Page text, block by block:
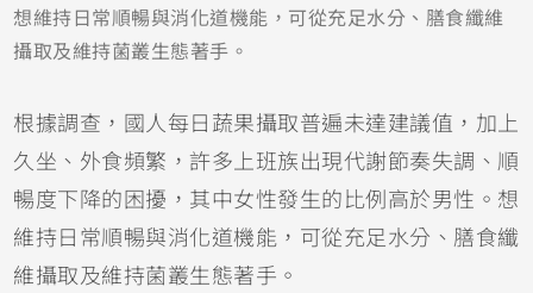
想維持日常順暢與消化道機能，可從充足水分、膳食纖維
攝取及維持菌叢生態著手。
根據調查，國人每日蔬果攝取普遍未達建議值，加上
久坐、外食頻繁，許多上班族出現代謝節奏失調、順
暢度下降的困擾，其中女性發生的比例高於男性。想
維持日常順暢與消化道機能，可從充足水分、膳食纖
維攝取及維持菌叢生態著手。